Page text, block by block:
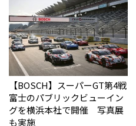
【BOSCH】スーパーGT第4戦
富士のパブリックビューイン
グを横浜本社で開催 写真展
も実施